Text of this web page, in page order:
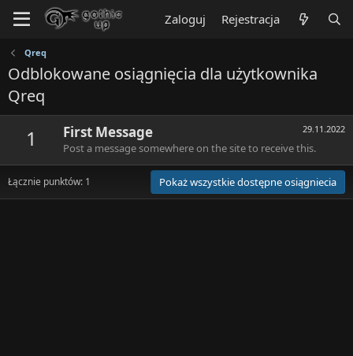
Zaloguj Rejestracja
Qreq
Odblokowane osiągnięcia dla użytkownika
Qreq
1 29.11.2022
First Message
Post a message somewhere on the site to receive this.
Łącznie punktów: 1 Pokaż wszystkie dostępne osiągniecia